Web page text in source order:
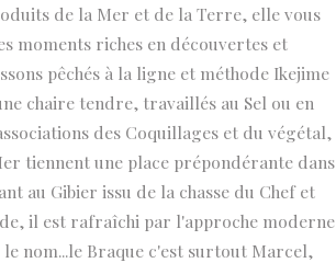
de la Mer et de la Terre, elle vous
moments riches en découvertes et
pêchés à la ligne et méthode Ikejime
chaire tendre, travaillés au Sel ou en
des Coquillages et du végétal,
tiennent une place prépondérante dans
au Gibier issu de la chasse du Chef et
il est rafraîchi par l'approche moderne
nom...le Braque c'est surtout Marcel,